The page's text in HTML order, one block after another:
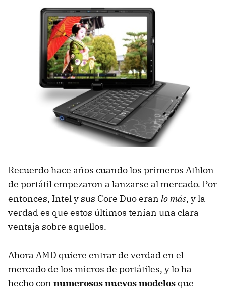
Recuerdo hace años cuando los primeros Athlon
de portátil empezaron a lanzarse al mercado. Por
entonces, Intel y sus Core Duo eran lo más, y la
verdad es que estos últimos tenían una clara
ventaja sobre aquellos.
Ahora AMD quiere entrar de verdad en el
mercado de los micros de portátiles, y lo ha
hecho con numerosos nuevos modelos que